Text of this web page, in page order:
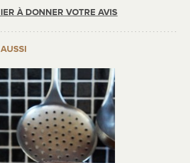
À DONNER VOTRE AVIS